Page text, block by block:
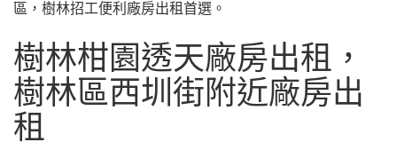
區，樹林招工便利廠房出租首選。
樹林柑園透天廠房出租，
樹林區西圳街附近廠房出
租